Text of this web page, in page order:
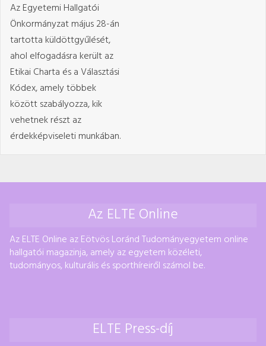
Az Egyetemi Hallgatói
Önkormányzat május 28-án
tartotta küldöttgyűlését,
ahol elfogadásra került az
Etikai Charta és a Választási
Kódex, amely többek
között szabályozza, kik
vehetnek részt az
érdekképviseleti munkában.
Az ELTE Online
Az ELTE Online az Eötvös Loránd Tudományegyetem online
hallgatói magazinja, amely az egyetem közéleti,
tudományos, kulturális és sporthíreiről számol be.
ELTE Press-díj